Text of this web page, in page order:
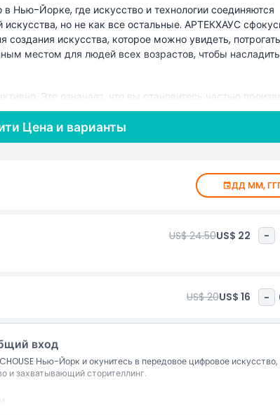
Нью-Йорке, где искусство и технологии соединяются
но не как все остальные. АРТЕКХАУС
создания искусства, которое можно увидеть,
местом для людей всех возрастов, чтобы
Это означает, что вы становитесь частью
смотреть на картины на стенах, вы можете ходить
с помощью датчиков и сенсорных экранов.
перемещения, поэтому ни один визит не повторяется.
АРТЕКХАУС NYC – это сочетание технологий и
оживить искусство. Сочетание этих инструментов
они движутся, меняют цвета и даже реагируют на
или и то, и другое, это идеальное место для вас.
Это популярное место для тех, кто любит
принимать участие, и именно это делает его таким
Цена и варианты
ДД ММ,
US$ 24.50US$ 22 -
US$ 20US$ 16 -
вход
Нью-Йорк и окунитесь в передовое цифровое искусство,
и захватывающий сторителлинг.